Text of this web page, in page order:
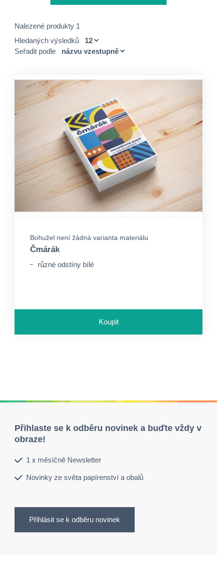
Nalezené produkty 1
Hledaných výsledků
Seřadit podle
Bohužel není žádná varianta materiálu
Čmárák
různé odstíny bílé
Koupit
Přihlaste se k odběru novinek a buďte vždy v
obraze!
1 x měsíčně Newsletter
Novinky ze světa papírenství a obalů
Přihlásit se k odběru novinek